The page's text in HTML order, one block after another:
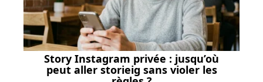
Story Instagram privée : jusqu’où
peut aller storieig sans violer les